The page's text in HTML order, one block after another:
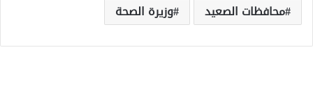
محافظات الصعيد
وزيرة الصحة